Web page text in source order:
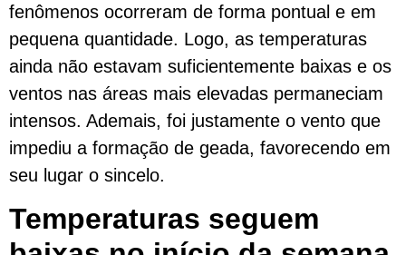
fenômenos ocorreram de forma pontual e em
pequena quantidade. Logo, as temperaturas
ainda não estavam suficientemente baixas e os
ventos nas áreas mais elevadas permaneciam
intensos. Ademais, foi justamente o vento que
impediu a formação de geada, favorecendo em
seu lugar o sincelo.
Temperaturas seguem